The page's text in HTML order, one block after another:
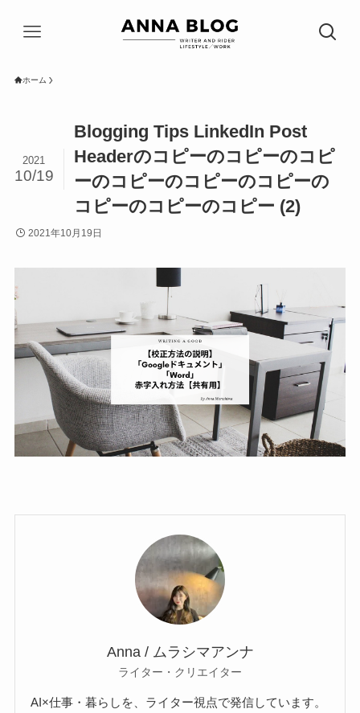
ホーム
Blogging Tips LinkedIn Post
Headerのコピーのコピーのコピ
ーのコピーのコピーのコピーの
コピーのコピーのコピー (2)
2021
10/19
2021年10月19日
Anna / ムラシマアンナ
ライター・クリエイター
AI×仕事・暮らしを、ライター視点で発信しています。